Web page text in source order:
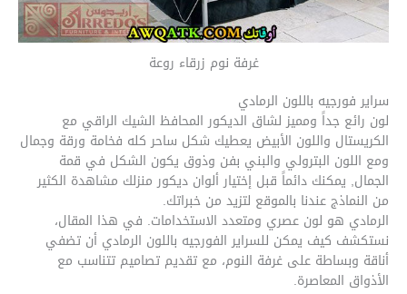
غرفة نوم زرقاء روعة
سراير فورجيه باللون الرمادي
لون رائع جداً ومميز لشاق الديكور المحافظ الشيك الراقي مع
الكريستال واللون الأبيض يعطيك شكل ساحر كله فخامة ورقة وجمال
ومع اللون البترولي والبني بفن وذوق يكون الشكل في قمة
الجمال, يمكنك دائماً قبل إختيار ألوان ديكور منزلك مشاهدة الكثير
من النماذج عندنا بالموقع لتزيد من خبراتك.
الرمادي هو لون عصري ومتعدد الاستخدامات. في هذا المقال،
نستكشف كيف يمكن للسراير الفورجيه باللون الرمادي أن تضفي
أناقة وبساطة على غرفة النوم، مع تقديم تصاميم تتناسب مع
الأذواق المعاصرة.